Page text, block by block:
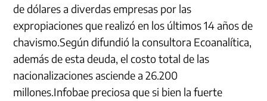
de dólares a diverdas empresas por las
expropiaciones que realizó en los últimos 14 años de
chavismo.Según difundió la consultora Ecoanalítica,
además de esta deuda, el costo total de las
nacionalizaciones asciende a 26.200
millones.Infobae preciosa que si bien la fuerte